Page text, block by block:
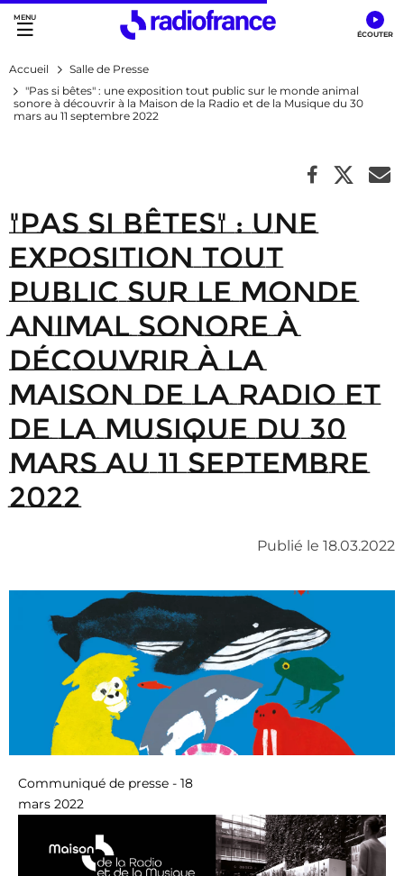
Accès direct :
Menu principal
Contenu
Accueil
Salle de Presse
"Pas si bêtes" : une exposition tout public sur le monde animal
sonore à découvrir à la Maison de la Radio et de la Musique du 30
mars au 11 septembre 2022
"Pas si bêtes" : une
exposition tout
public sur le monde
animal sonore à
découvrir à la
Maison de la Radio et
de la Musique du 30
mars au 11 septembre
2022
Publié le 18.03.2022
Communiqué de presse - 18
mars 2022